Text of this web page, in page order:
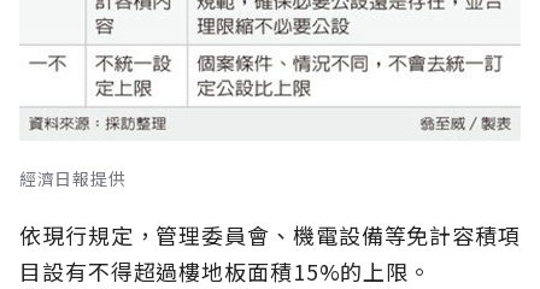
經濟日報提供
依現行規定，管理委員會、機電設備等免計容積項
目設有不得超過樓地板面積15%的上限。